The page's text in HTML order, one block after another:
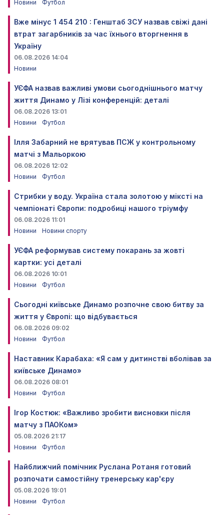
Новини Футбол
Вже мінус 1 454 210 : Генштаб ЗСУ назвав свіжі дані
втрат загарбників за час їхнього вторгнення в
Україну
06.08.2026 14:04
Новини
УЄФА назвав важливі умови сьогоднішнього матчу
життя Динамо у Лізі конференцій: деталі
06.08.2026 13:01
Новини
Футбол
Ілля Забарний не врятував ПСЖ у контрольному
матчі з Мальоркою
06.08.2026 12:02
Новини
Футбол
Стрибки у воду. Україна стала золотою у міксті на
чемпіонаті Європи: подробиці нашого тріумфу
06.08.2026 11:01
Новини
Новини спорту
УЄФА реформував систему покарань за жовті
картки: усі деталі
06.08.2026 10:01
Новини
Футбол
Сьогодні київське Динамо розпочне свою битву за
життя у Європі: що відбувається
06.08.2026 09:02
Новини
Футбол
Наставник Карабаха: «Я сам у дитинстві вболівав за
київське Динамо»
06.08.2026 08:01
Новини
Футбол
Ігор Костюк: «Важливо зробити висновки після
матчу з ПАОКом»
05.08.2026 21:17
Новини
Футбол
Найближчий помічник Руслана Ротаня готовий
розпочати самостійну тренерську кар'єру
05.08.2026 19:01
Новини
Футбол